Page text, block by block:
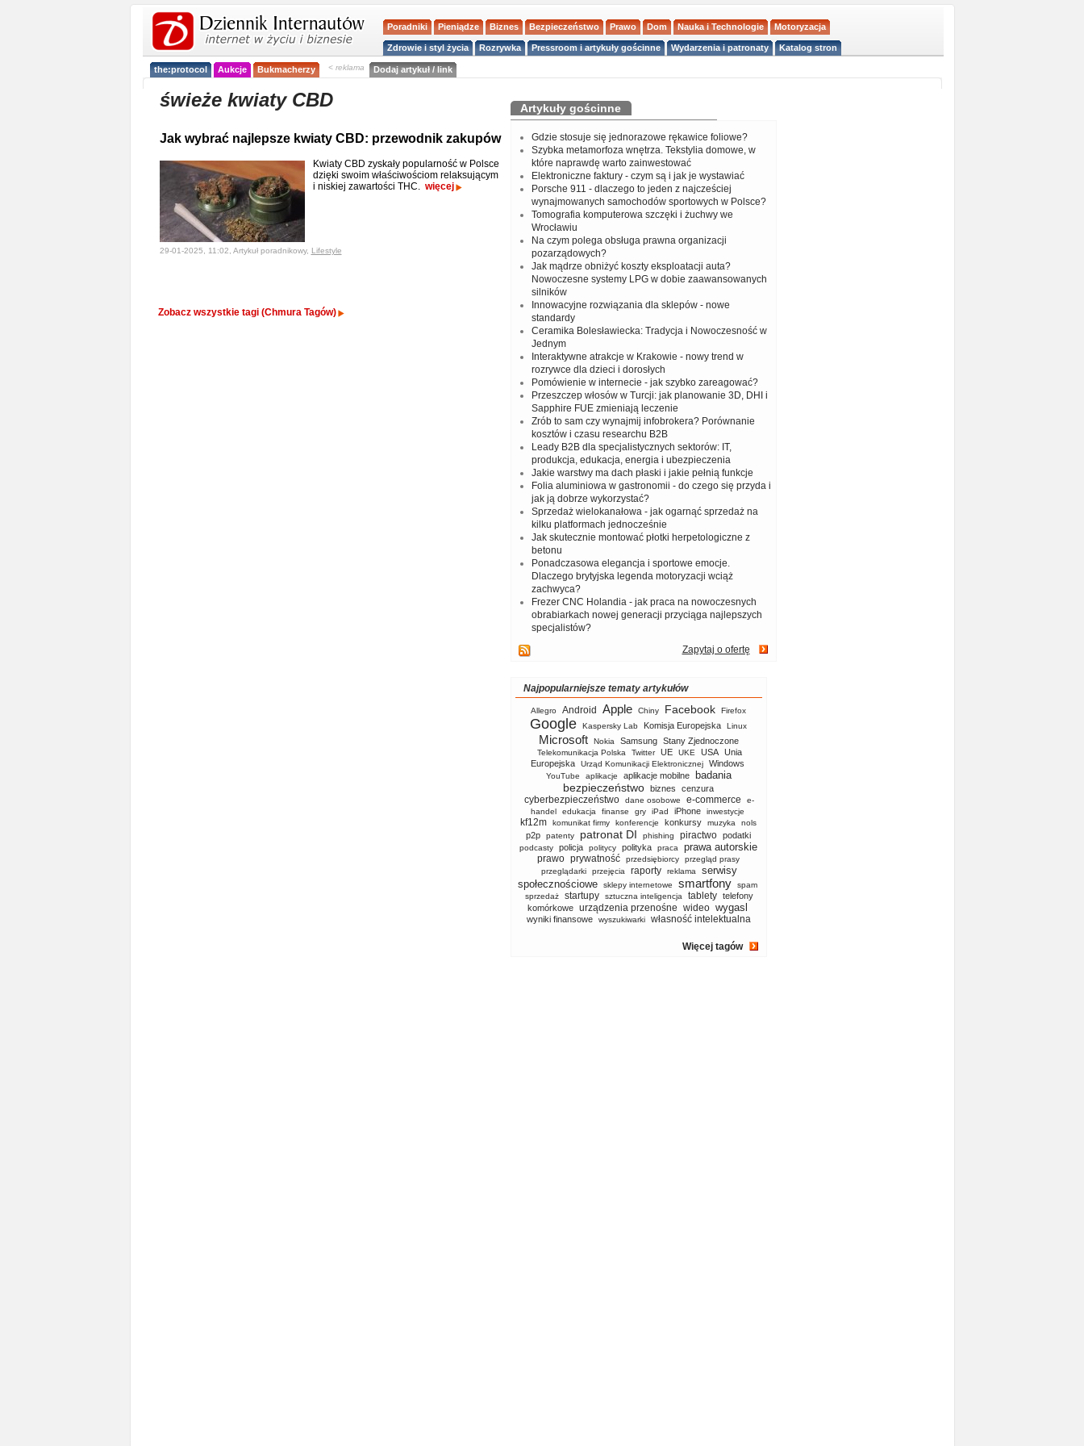
Poradniki Pieniądze Biznes Bezpieczeństwo Prawo Dom Nauka i Technologie Motoryzacja
Zdrowie i styl życia Rozrywka Pressroom i artykuły gościnne Wydarzenia i patronaty Katalog stron
the:protocol Aukcje Bukmacherzy < reklama Dodaj artykuł / link
świeże kwiaty CBD
Jak wybrać najlepsze kwiaty CBD: przewodnik zakupów
Kwiaty CBD zyskały popularność w Polsce
dzięki swoim właściwościom relaksującym
i niskiej zawartości THC. więcej
29-01-2025, 11:02, Artykuł poradnikowy, Lifestyle
Zobacz wszystkie tagi (Chmura Tagów)
Artykuły gościnne
Gdzie stosuje się jednorazowe rękawice foliowe?
Szybka metamorfoza wnętrza. Tekstylia domowe, w
które naprawdę warto zainwestować
Elektroniczne faktury - czym są i jak je wystawiać
Porsche 911 - dlaczego to jeden z najcześciej
wynajmowanych samochodów sportowych w Polsce?
Tomografia komputerowa szczęki i żuchwy we
Wrocławiu
Na czym polega obsługa prawna organizacji
pozarządowych?
Jak mądrze obniżyć koszty eksploatacji auta?
Nowoczesne systemy LPG w dobie zaawansowanych
silników
Innowacyjne rozwiązania dla sklepów - nowe
standardy
Ceramika Bolesławiecka: Tradycja i Nowoczesność w
Jednym
Interaktywne atrakcje w Krakowie - nowy trend w
rozrywce dla dzieci i dorosłych
Pomówienie w internecie - jak szybko zareagować?
Przeszczep włosów w Turcji: jak planowanie 3D, DHI i
Sapphire FUE zmieniają leczenie
Zrób to sam czy wynajmij infobrokera? Porównanie
kosztów i czasu researchu B2B
Leady B2B dla specjalistycznych sektorów: IT,
produkcja, edukacja, energia i ubezpieczenia
Jakie warstwy ma dach płaski i jakie pełnią funkcje
Folia aluminiowa w gastronomii - do czego się przyda i
jak ją dobrze wykorzystać?
Sprzedaż wielokanałowa - jak ogarnąć sprzedaż na
kilku platformach jednocześnie
Jak skutecznie montować płotki herpetologiczne z
betonu
Ponadczasowa elegancja i sportowe emocje.
Dlaczego brytyjska legenda motoryzacji wciąż
zachwyca?
Frezer CNC Holandia - jak praca na nowoczesnych
obrabiarkach nowej generacji przyciąga najlepszych
specjalistów?
Zapytaj o ofertę
Najpopularniejsze tematy artykułów
Allegro Android Apple Chiny Facebook Firefox
Google Kaspersky Lab Komisja Europejska Linux
Microsoft Nokia Samsung Stany Zjednoczone
Telekomunikacja Polska Twitter UE UKE USA
Unia
Europejska
Urząd Komunikacji Elektronicznej Windows
YouTube aplikacje aplikacje mobilne badania
bezpieczeństwo biznes cenzura
cyberbezpieczeństwo dane osobowe e-commerce
e-
handel
edukacja finanse gry iPad iPhone inwestycje
kf12m komunikat firmy konferencje konkursy muzyka nols
p2p patenty patronat DI phishing piractwo podatki
podcasty policja politycy polityka praca prawa autorskie
prawo prywatność przedsiębiorcy
przegląd prasy
przeglądarki
przejęcia raporty reklama
serwisy
społecznościowe
sklepy internetowe smartfony
spam
sprzedaż
startupy sztuczna inteligencja tablety telefony
komórkowe urządzenia przenośne wideo wygasl
wyniki finansowe wyszukiwarki własność intelektualna
Więcej tagów